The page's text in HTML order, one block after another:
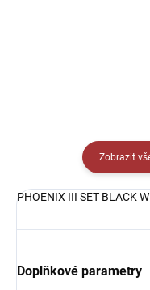
Zobrazit
PHOENIX III SET BLACK
Doplňkové parametry